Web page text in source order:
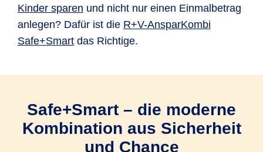
Wünsche erfüllen zu können. Durch die
moderne Gestaltung können Sie aber
gleichzeitig von Renditechancen am
Vermögen flexibel an, haben aber trotzdem eine
Das Verhältnis zwischen sicherem Kapital und
Chancen-Kapital legen Sie selbst fest, wobei
mindestens die Hälfte Ihrer Einzahlung in das
Kinder sparen und nicht nur einen Einmalbetrag
anlegen? Dafür ist die R+V-AnsparKombi
Safe+Smart das Richtige.
Safe+Smart – die moderne
Kombination aus Sicherheit
und Chance